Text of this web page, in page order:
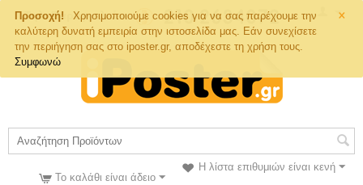
×
Προσοχή!
Χρησιμοποιούμε cookies για να σας παρέχουμε την
καλύτερη δυνατή εμπειρία στην ιστοσελίδα μας. Εάν συνεχίσετε
την περιήγηση σας στο iposter.gr, αποδέχεστε τη χρήση τους.
Συμφωνώ
Τηλ. Παραγγελιών
Η λίστα επιθυμιών είναι κενή
Το καλάθι είναι άδειο